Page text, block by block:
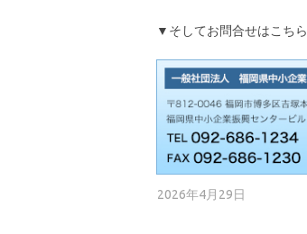
▼そしてお問合せはこちら
2026年4月29日